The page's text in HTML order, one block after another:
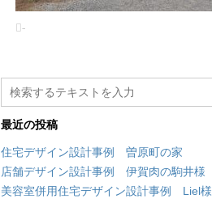
-
最近の投稿
住宅デザイン設計事例 曽原町の家
店舗デザイン設計事例 伊賀肉の駒井様
美容室併用住宅デザイン設計事例 Liel様